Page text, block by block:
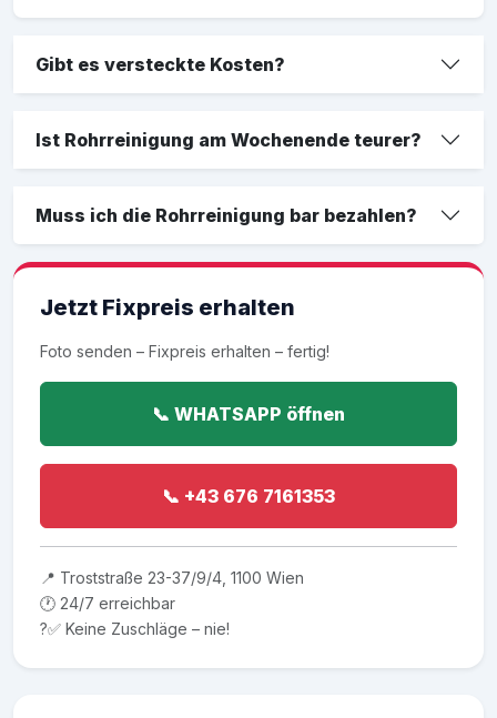
Gibt es versteckte Kosten?
Ist Rohrreinigung am Wochenende teurer?
Muss ich die Rohrreinigung bar bezahlen?
Jetzt Fixpreis erhalten
Foto senden – Fixpreis erhalten – fertig!
📞 WHATSAPP öffnen
📞 +43 676 7161353
📍 Troststraße 23-37/9/4, 1100 Wien
🕐 24/7 erreichbar
?✅ Keine Zuschläge – nie!